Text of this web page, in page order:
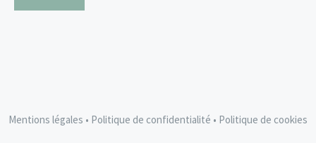
Mentions légales • Politique de confidentialité • Politique de cookies